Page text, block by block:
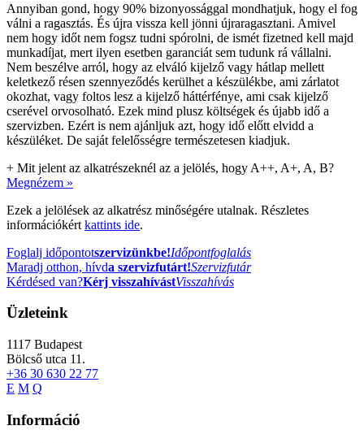
Annyiban gond, hogy 90% bizonyossággal mondhatjuk, hogy el fog
válni a ragasztás. És újra vissza kell jönni újraragasztani. Amivel
nem hogy időt nem fogsz tudni spórolni, de ismét fizetned kell majd
munkadíjat, mert ilyen esetben garanciát sem tudunk rá vállalni.
Nem beszélve arról, hogy az elváló kijelző vagy hátlap mellett
keletkező résen szennyeződés kerülhet a készülékbe, ami zárlatot
okozhat, vagy foltos lesz a kijelző háttérfénye, ami csak kijelző
cserével orvosolható. Ezek mind plusz költségek és újabb idő a
szervizben. Ezért is nem ajánljuk azt, hogy idő előtt elvidd a
készüléket. De saját felelősségre természetesen kiadjuk.
+ Mit jelent az alkatrészeknél az a jelölés, hogy A++, A+, A, B?
Megnézem »
Ezek a jelölések az alkatrész minőségére utalnak. Részletes
információkért kattints ide.
Foglalj időpontotszervizünkbe!Időpontfoglalás
Maradj otthon, hívda szervizfutárt!Szervizfutár
Kérdésed van?Kérj visszahívástVisszahívás
Üzleteink
1117 Budapest
Bölcső utca 11.
+36 30 630 22 77
E M Q
Információ